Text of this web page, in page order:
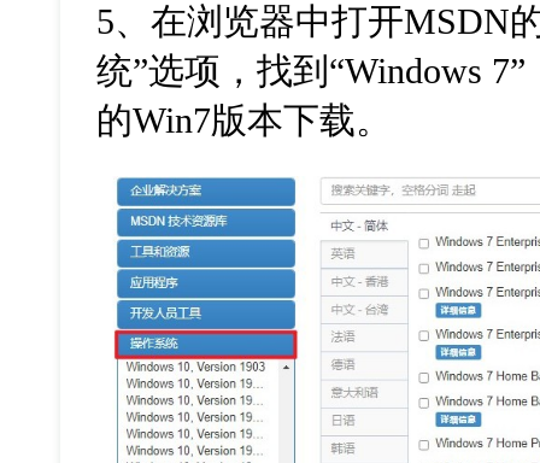
5、在浏览器中打开MSDN
统”选项，找到“Windows 7”
的Win7版本下载。